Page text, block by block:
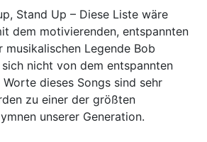
Stand Up – Diese Liste wäre
dem motivierenden, entspannten
musikalischen Legende Bob
sich nicht von dem entspannten
dieses Songs sind sehr
zu einer der größten
unserer Generation.